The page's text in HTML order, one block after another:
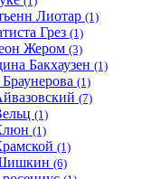
Лиотар (1)
Грез (1)
Жером (3)
Бакхаузен (1)
(1)
(7)
(1)
(1)
(1)
(6)